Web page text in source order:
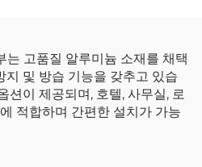
는 고품질 알루미늄 소재를 채택
지 및 방습 기능을 갖추고 있습
션이 제공되며, 호텔, 사무실, 로
적합하며 간편한 설치가 가능